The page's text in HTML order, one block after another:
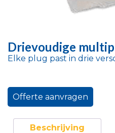
Drievoudige
Elke plug past in drie
Offerte aanvragen
Beschrijving